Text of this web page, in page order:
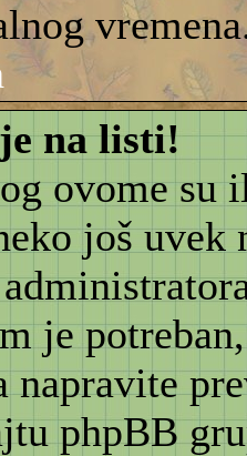
na listi!
ovome
još uvek
je
napravite
phpBB